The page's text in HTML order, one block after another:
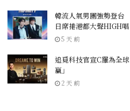
韓流人氣男團強勢登台
日席捲港都大聲HIGH唱
5 天 前
追覓科技官宣C羅為全
贏」
2 天 前